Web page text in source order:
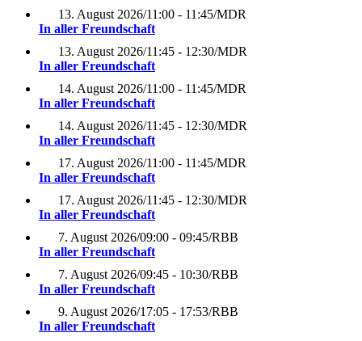
13. August 2026/11:00 - 11:45/MDR
In aller Freundschaft
13. August 2026/11:45 - 12:30/MDR
In aller Freundschaft
14. August 2026/11:00 - 11:45/MDR
In aller Freundschaft
14. August 2026/11:45 - 12:30/MDR
In aller Freundschaft
17. August 2026/11:00 - 11:45/MDR
In aller Freundschaft
17. August 2026/11:45 - 12:30/MDR
In aller Freundschaft
7. August 2026/09:00 - 09:45/RBB
In aller Freundschaft
7. August 2026/09:45 - 10:30/RBB
In aller Freundschaft
9. August 2026/17:05 - 17:53/RBB
In aller Freundschaft